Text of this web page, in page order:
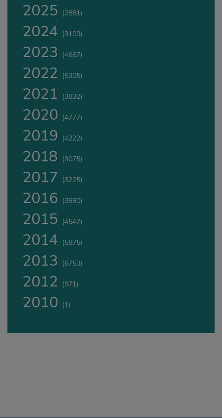
2025 (2881)
2024 (3109)
2023 (4667)
2022 (5305)
2021 (3832)
2020 (4777)
2019 (4222)
2018 (3075)
2017 (3225)
2016 (3880)
2015 (4547)
2014 (5875)
2013 (6753)
2012 (971)
2010 (1)